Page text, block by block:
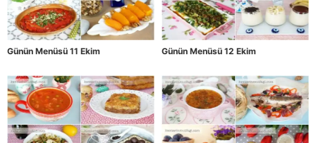
Günün Menüsü 11 Ekim Günün Menüsü 12 Ekim